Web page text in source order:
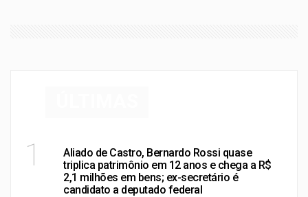
1
Aliado de Castro, Bernardo Rossi quase
triplica patrimônio em 12 anos e chega a R$
2,1 milhões em bens; ex-secretário é
candidato a deputado federal